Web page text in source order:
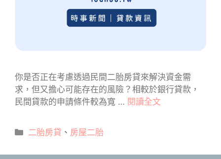
你是否正在考慮透過民間二胎房貸來解決資金需
求，但又擔心可能存在的風險？相較於銀行貸款，
民間貸款的申請條件較為寬 … 閱讀全文
分
二胎房貸 、 房屋二胎